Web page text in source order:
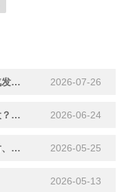
工业热能供应新路径：生物质蒸汽发生器的可再生应用 2026-07-26
岩棉切条机切出来毛边多、粉尘大？刀片间隙没调对 2026-06-24
玻璃棉切条机选购避坑指南：刀片、电机、精度这3点选错白花钱！ 2026-05-25
2026-05-13